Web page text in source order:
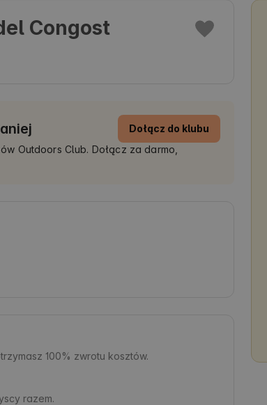
Congost
Dołącz do klubu
Outdoors Club. Dołącz za darmo,
100% zwrotu kosztów.
razem.